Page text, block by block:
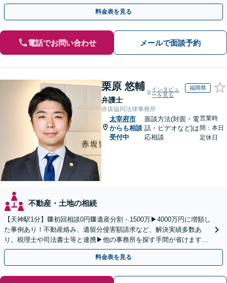
な問題も粘り強く対応し、解決に導きます。
料金表を見る
電話でお問い合わせ メールで面談予約
栗原 悠輔
弁護士
インタビュ
ーを見る
福岡県
赤坂協同法律事務所
太宰府市
からも相談
受付中
面談方法(対面・電
話・ビデオなど)は
応相談
営業時
間：本日
定休日
不動産・土地の相続
【天神駅1分】🟥初回相談0円🟥遺産分割・1500万▶4000万円に増額し
た事例あり！不動産絡み、遺留分侵害額請求など、解決実績多数あ
り。税理士や司法書士等と連携▶他の事務所を探す手間が省けます！
不動産会社と連携し無料査定&財産調査も◎
料金表を見る